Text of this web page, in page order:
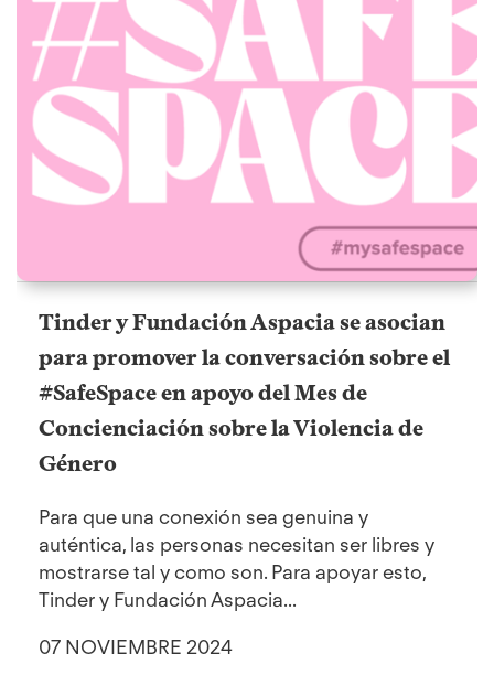
Tinder y Fundación Aspacia se asocian
para promover la conversación sobre el
#SafeSpace en apoyo del Mes de
Concienciación sobre la Violencia de
Género
Para que una conexión sea genuina y
auténtica, las personas necesitan ser libres y
mostrarse tal y como son. Para apoyar esto,
Tinder y Fundación Aspacia...
07 NOVIEMBRE 2024